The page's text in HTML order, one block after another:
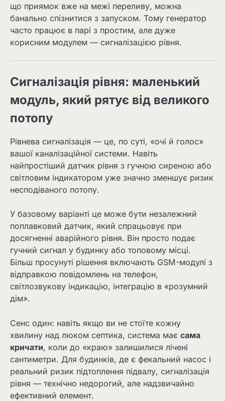
що приямок вже на межі переливу, можна
банально спізнитися з запуском. Тому генератор
часто працює в парі з простим, але дуже
корисним модулем — сигналізацією рівня.
Сигналізація рівня: маленький
модуль, який рятує від великого
потопу
Рівнева сигналізація — це, по суті, «очі й голос»
вашої каналізаційної системи. Навіть
найпростіший датчик рівня з гучною сиреною або
світловим індикатором уже значно зменшує ризик
несподіваного потопу.
У базовому варіанті це може бути незалежний
поплавковий датчик, який спрацьовує при
досягненні аварійного рівня. Він просто подає
гучний сигнал у будинку або топовому місці.
Більш просунуті рішення включають GSM-модулі з
відправкою повідомлень на телефон,
світлозвукову індикацію, інтеграцію в «розумний
дім».
Сенс один: навіть якщо ви не стоїте кожну
хвилину над люком септика, система має сама
кричати, коли до «краю» залишилися лічені
сантиметри. Для будинків, де є фекальний насос і
реальний ризик підтоплення підвалу, сигналізація
рівня — технічно недорогий, але надзвичайно
ефективний елемент.